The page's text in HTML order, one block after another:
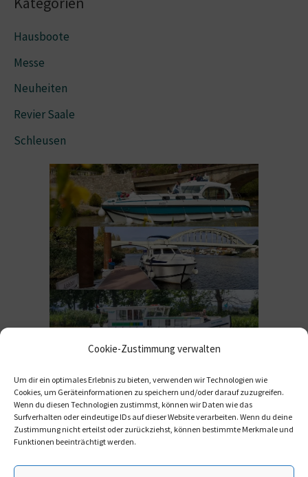
Cookie-Zustimmung verwalten
Um dir ein optimales Erlebnis zu bieten, verwenden wir Technologien wie
Cookies, um Geräteinformationen zu speichern und/oder darauf zuzugreifen.
Wenn du diesen Technologien zustimmst, können wir Daten wie das
Surfverhalten oder eindeutige IDs auf dieser Website verarbeiten. Wenn du deine
Zustimmung nicht erteilst oder zurückziehst, können bestimmte Merkmale und
Funktionen beeinträchtigt werden.
Hausboote
Messe
Neuheiten
Revier Saale
Schleusen
Hausboot anfragen